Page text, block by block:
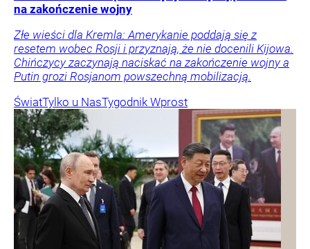
na zakończenie wojny
Złe wieści dla Kremla: Amerykanie poddają się z
resetem wobec Rosji i przyznają, że nie docenili Kijowa.
Chińczycy zaczynają naciskać na zakończenie wojny a
Putin grozi Rosjanom powszechną mobilizacją.
ŚwiatTylko u NasTygodnik Wprost